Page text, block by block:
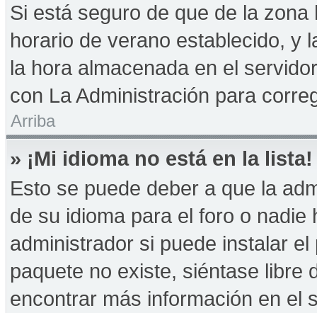
Si está seguro de que de la
horario de verano establecido, y
la hora almacenada en el
con La Administración para
Arriba
» ¡Mi idioma no está en la lista!
Esto se puede deber a que la
de su idioma para el foro o
administrador si puede instalar
paquete no existe, siéntase libre
encontrar más información en el